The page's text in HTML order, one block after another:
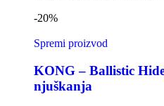
-20%
Spremi proizvod
KONG – Ballistic
njuškanja